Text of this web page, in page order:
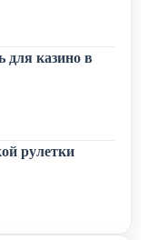
для казино в
рулетки